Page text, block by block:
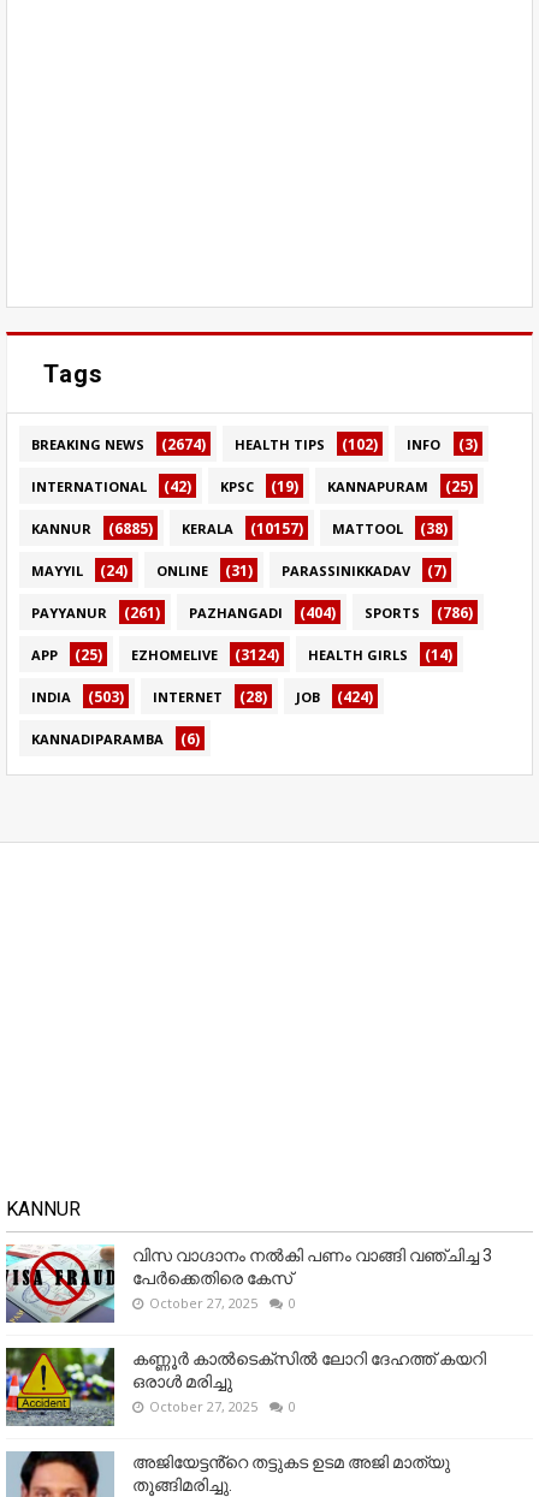
Tags
BREAKING NEWS (2674) HEALTH TIPS (102) INFO (3)
INTERNATIONAL (42) KPSC (19) KANNAPURAM (25)
KANNUR (6885) KERALA (10157) MATTOOL (38)
MAYYIL (24) ONLINE (31) PARASSINIKKADAV (7)
PAYYANUR (261) PAZHANGADI (404) SPORTS (786)
APP (25) EZHOMELIVE (3124) HEALTH GIRLS (14)
INDIA (503) INTERNET (28) JOB (424)
KANNADIPARAMBA (6)
KANNUR
വിസ വാഗ്ദാനം നൽകി പണം വാങ്ങി വഞ്ചിച്ച 3
പേർക്കെതിരെ കേസ്
October 27, 2025 0
കണ്ണൂര്‍ കാല്‍ടെക്‌സില്‍ ലോറി ദേഹത്ത് കയറി
ഒരാള്‍ മരിച്ചു
October 27, 2025 0
അജിയേട്ടൻ്റെ തട്ടുകട ഉടമ അജി മാത്യു
തൂങ്ങിമരിച്ചു.